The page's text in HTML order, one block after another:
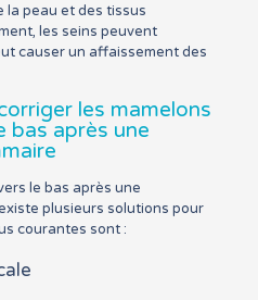
la peau et des tissus
les seins peuvent
causer un affaissement des
les mamelons
bas après une
le bas après une
plusieurs solutions pour
courantes sont :